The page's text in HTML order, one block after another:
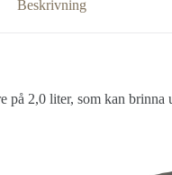
Beskrivning
på 2,0 liter, som kan